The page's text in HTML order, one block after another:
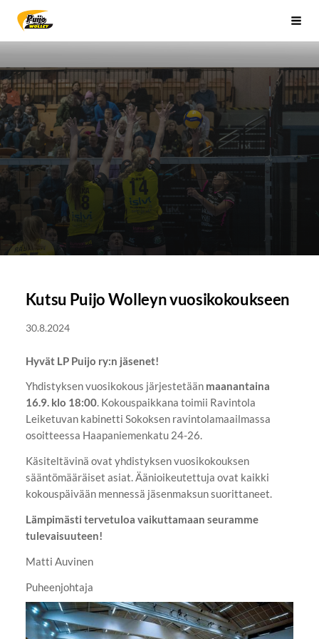
Siirry
sivun
Sivuston etusivulle
Kutsu Puijo Wolleyn vuosikokoukseen
30.8.2024
Hyvät LP Puijo ry:n jäsenet!
Yhdistyksen vuosikokous järjestetään maanantaina
16.9. klo 18:00. Kokouspaikkana toimii Ravintola
Leiketuvan kabinetti Sokoksen ravintolamaailmassa
osoitteessa Haapaniemenkatu 24-26.
Käsiteltävinä ovat yhdistyksen vuosikokouksen
sääntömääräiset asiat. Äänioikeutettuja ovat kaikki
kokouspäivään mennessä jäsenmaksun suorittaneet.
Lämpimästi tervetuloa vaikuttamaan seuramme
tulevaisuuteen!
Matti Auvinen
Puheenjohtaja